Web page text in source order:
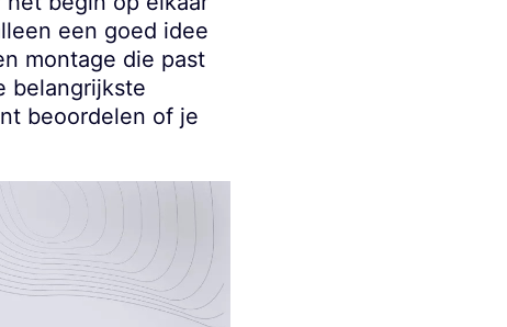
een goed idee
montage die past
belangrijkste
beoordelen of je